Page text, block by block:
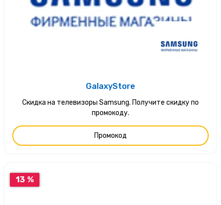
GalaxyStore
Скидка на телевизоры Samsung. Получите скидку по
промокоду.
Промокод
13 %